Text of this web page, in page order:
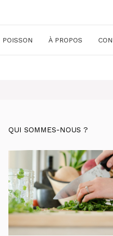
POISSON À PROPOS
QUI SOMMES-NOUS ?